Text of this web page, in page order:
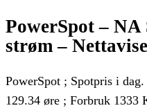
PowerSpot –
strøm –
PowerSpot ; Spotpris i
129.34 øre ; Forbruk 1333